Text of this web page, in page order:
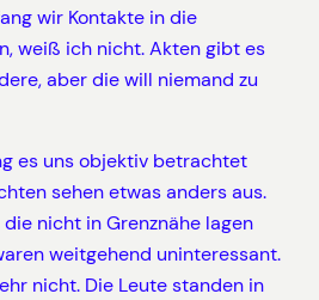
wir Kontakte in die
weiß ich nicht. Akten gibt es
aber die will niemand zu
es uns objektiv betrachtet
sehen etwas anders aus.
nicht in Grenznähe lagen
weitgehend uninteressant.
nicht. Die Leute standen in